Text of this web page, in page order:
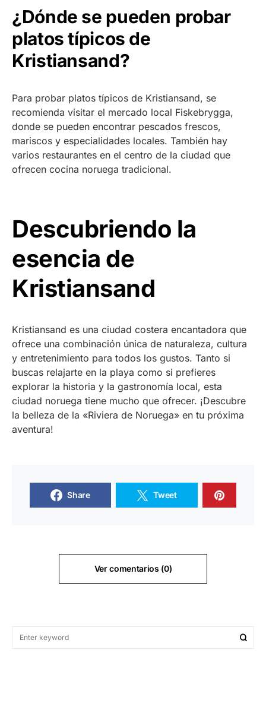
¿Dónde se pueden probar
platos típicos de
Kristiansand?
Para probar platos típicos de Kristiansand, se
recomienda visitar el mercado local Fiskebrygga,
donde se pueden encontrar pescados frescos,
mariscos y especialidades locales. También hay
varios restaurantes en el centro de la ciudad que
ofrecen cocina noruega tradicional.
Descubriendo la
esencia de
Kristiansand
Kristiansand es una ciudad costera encantadora que
ofrece una combinación única de naturaleza, cultura
y entretenimiento para todos los gustos. Tanto si
buscas relajarte en la playa como si prefieres
explorar la historia y la gastronomía local, esta
ciudad noruega tiene mucho que ofrecer. ¡Descubre
la belleza de la «Riviera de Noruega» en tu próxima
aventura!
Share Tweet
Ver comentarios (0)